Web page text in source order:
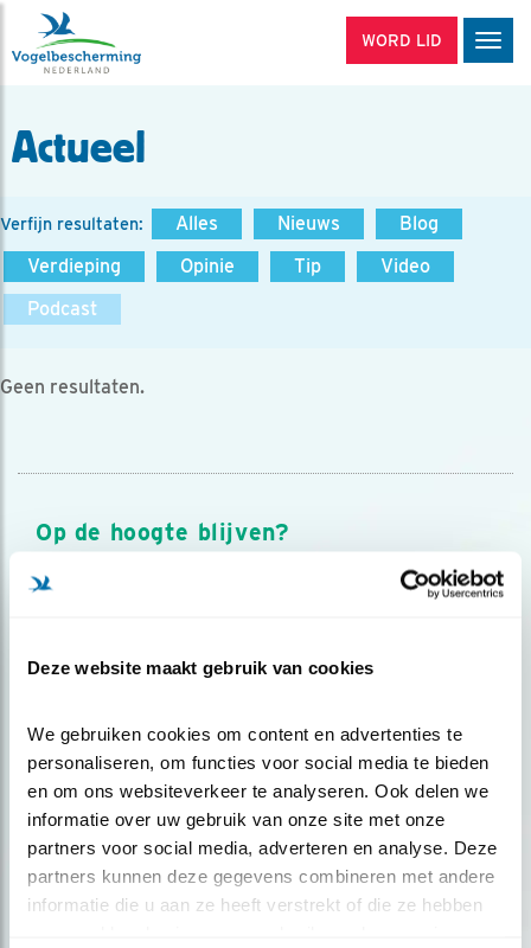
Deze website maakt gebruik van cookies
We gebruiken cookies om content en advertenties te
personaliseren, om functies voor social media te bieden
en om ons websiteverkeer te analyseren. Ook delen we
informatie over uw gebruik van onze site met onze
partners voor social media, adverteren en analyse. Deze
partners kunnen deze gegevens combineren met andere
informatie die u aan ze heeft verstrekt of die ze hebben
WORD LID
Actueel
Verfijn resultaten: Alles Nieuws
Blog
Verdieping
Opinie Tip
Video
Podcast
Geen resultaten.
Op de hoogte blijven?
Meld je aan en ontvang nieuws, inspiratie, acties en tips
over vogels en activiteiten van Vogelbescherming.